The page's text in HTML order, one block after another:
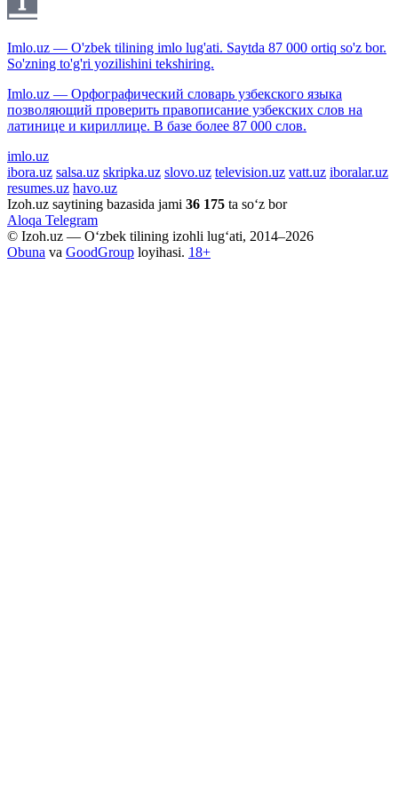
Imlo.uz — O'zbek tilining imlo lug'ati. Saytda 87 000 ortiq so'z bor.
So'zning to'g'ri yozilishini tekshiring.
Imlo.uz — Орфографический словарь узбекского языка
позволяющий проверить правописание узбекских слов на
латинице и кириллице. В базе более 87 000 слов.
imlo.uz
ibora.uz salsa.uz skripka.uz slovo.uz television.uz vatt.uz iboralar.uz
resumes.uz havo.uz
Izoh.uz saytining bazasida jami 36 175 ta so‘z bor
Aloqa Telegram
© Izoh.uz — O‘zbek tilining izohli lug‘ati, 2014–2026
Obuna va GoodGroup loyihasi. 18+